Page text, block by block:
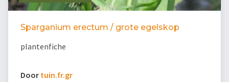
Sparganium erectum / grote egelskop
plantenfiche
Door tuin.fr.gr